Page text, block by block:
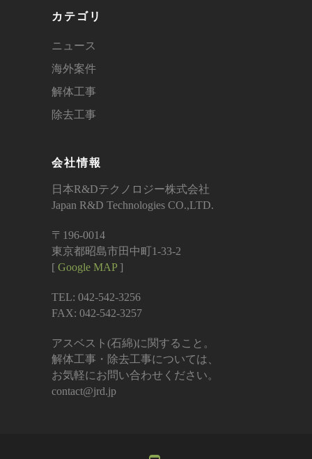
カテゴリ
ニュース
海外案件
解体工事
除去工事
会社情報
日本R&Dテクノロジー株式会社
Japan R&D Technologies CO.,LTD.
〒196-0014
東京都昭島市田中町1-33-2
[ Google MAP]
TEL: 042-542-3256
FAX: 042-542-3257
アスベスト(石綿)に関すること。
解体工事・除去工事については、
お気軽にお問い合わせください。
contact@jrd.jp